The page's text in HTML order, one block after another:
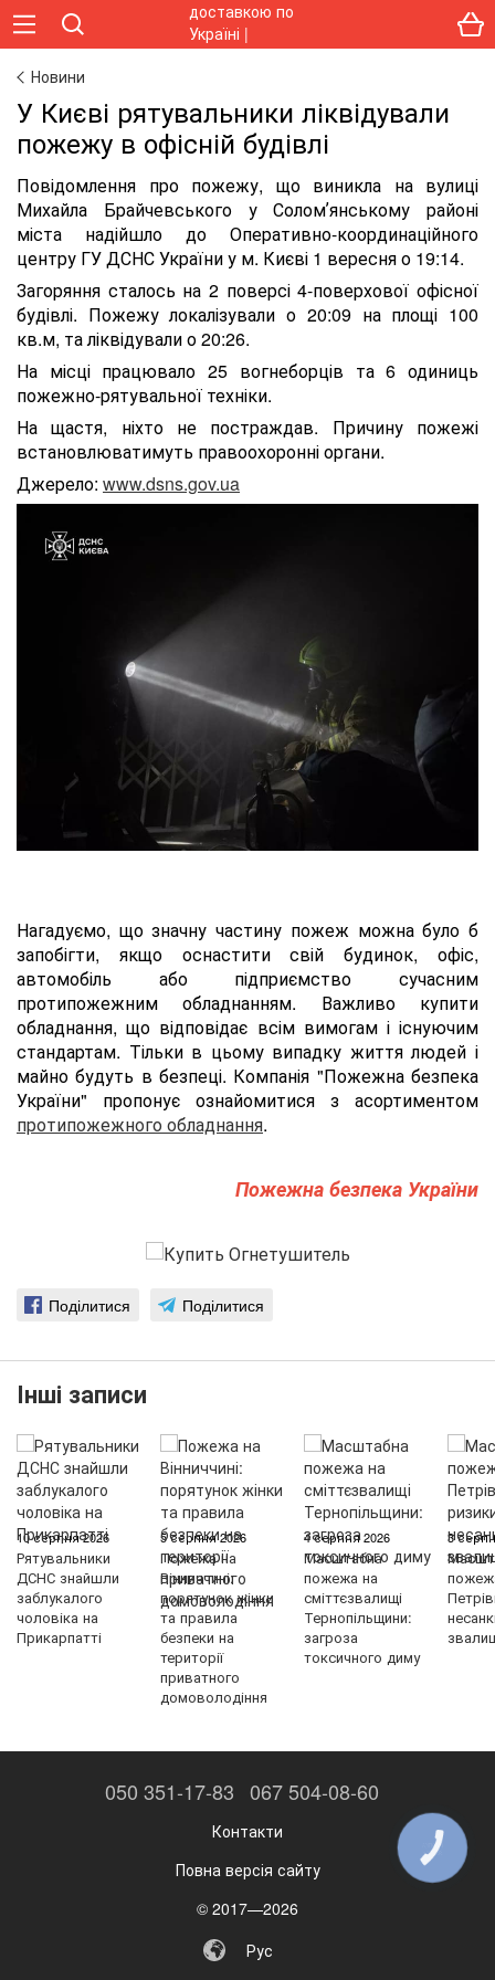
Новини
У Києві рятувальники ліквідували
пожежу в офісній будівлі
Повідомлення про пожежу, що виникла на вулиці
Михайла Брайчевського у Соломʼянському районі
міста надійшло до Оперативно-координаційного
центру ГУ ДСНС України у м. Києві 1 вересня о 19:14.
Загоряння сталось на 2 поверсі 4-поверхової офісної
будівлі. Пожежу локалізували о 20:09 на площі 100
кв.м, та ліквідували о 20:26.
На місці працювало 25 вогнеборців та 6 одиниць
пожежно-рятувальної техніки.
На щастя, ніхто не постраждав. Причину пожежі
встановлюватимуть правоохоронні органи.
Джерело: www.dsns.gov.ua
Нагадуємо, що значну частину пожеж можна було б
запобігти, якщо оснастити свій будинок, офіс,
автомобіль або підприємство сучасним
протипожежним обладнанням. Важливо купити
обладнання, що відповідає всім вимогам і існуючим
стандартам. Тільки в цьому випадку життя людей і
майно будуть в безпеці. Компанія "Пожежна безпека
України" пропонує ознайомитися з асортиментом
протипожежного обладнання.
Пожежна безпека України
Поділитися Поділитися
Інші записи
10 серпня 2026
Рятувальники
ДСНС знайшли
заблукалого
чоловіка на
Прикарпатті
5 серпня 2026
Пожежа на
Вінниччині:
порятунок жінки
та правила
безпеки на
території
приватного
домоволодіння
4 серпня 2026
Масштабна
пожежа на
сміттєзвалищі
Тернопільщини:
загроза
токсичного диму
3
050 351-17-83 067 504-08-60
Контакти
Повна версія сайту
© 2017—2026
Рус
КНОПКА
ЗВ'ЯЗКУ